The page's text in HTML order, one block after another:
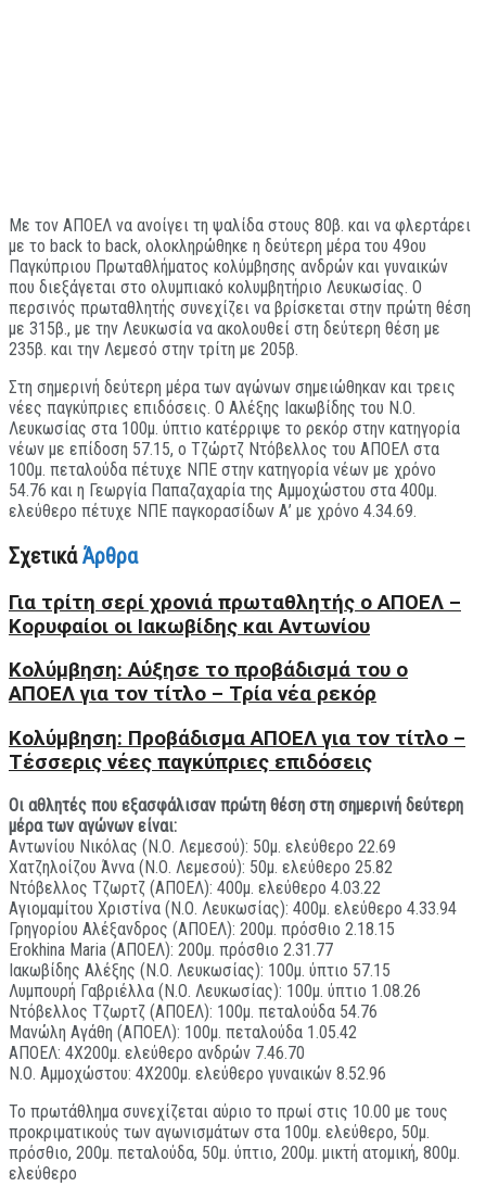
Με τον ΑΠΟΕΛ να ανοίγει τη ψαλίδα στους 80β. και να φλερτάρει
με το back to back, ολοκληρώθηκε η δεύτερη μέρα του 49ου
Παγκύπριου Πρωταθλήματος κολύμβησης ανδρών και γυναικών
που διεξάγεται στο ολυμπιακό κολυμβητήριο Λευκωσίας. Ο
περσινός πρωταθλητής συνεχίζει να βρίσκεται στην πρώτη θέση
με 315β., με την Λευκωσία να ακολουθεί στη δεύτερη θέση με
235β. και την Λεμεσό στην τρίτη με 205β.
Στη σημερινή δεύτερη μέρα των αγώνων σημειώθηκαν και τρεις
νέες παγκύπριες επιδόσεις. Ο Αλέξης Ιακωβίδης του Ν.Ο.
Λευκωσίας στα 100μ. ύπτιο κατέρριψε το ρεκόρ στην κατηγορία
νέων με επίδοση 57.15, ο Τζώρτζ Ντόβελλος του ΑΠΟΕΛ στα
100μ. πεταλούδα πέτυχε ΝΠΕ στην κατηγορία νέων με χρόνο
54.76 και η Γεωργία Παπαζαχαρία της Αμμοχώστου στα 400μ.
ελεύθερο πέτυχε ΝΠΕ παγκορασίδων Α’ με χρόνο 4.34.69.
ΣχετικάΆρθρα
Για τρίτη σερί χρονιά πρωταθλητής ο ΑΠΟΕΛ –
Κορυφαίοι οι Ιακωβίδης και Αντωνίου
Κολύμβηση: Αύξησε το προβάδισμά του ο
ΑΠΟΕΛ για τον τίτλο – Τρία νέα ρεκόρ
Κολύμβηση: Προβάδισμα ΑΠΟΕΛ για τον τίτλο –
Tέσσερις νέες παγκύπριες επιδόσεις
Οι αθλητές που εξασφάλισαν πρώτη θέση στη σημερινή δεύτερη
μέρα των αγώνων είναι:
Αντωνίου Νικόλας (Ν.Ο. Λεμεσού): 50μ. ελεύθερο 22.69
Χατζηλοίζου Άννα (Ν.Ο. Λεμεσού): 50μ. ελεύθερο 25.82
Ντόβελλος Τζωρτζ (ΑΠΟΕΛ): 400μ. ελεύθερο 4.03.22
Αγιομαμίτου Χριστίνα (Ν.Ο. Λευκωσίας): 400μ. ελεύθερο 4.33.94
Γρηγορίου Αλέξανδρος (ΑΠΟΕΛ): 200μ. πρόσθιο 2.18.15
Erokhina Maria (ΑΠΟΕΛ): 200μ. πρόσθιο 2.31.77
Ιακωβίδης Αλέξης (Ν.Ο. Λευκωσίας): 100μ. ύπτιο 57.15
Λυμπουρή Γαβριέλλα (Ν.Ο. Λευκωσίας): 100μ. ύπτιο 1.08.26
Ντόβελλος Τζωρτζ (ΑΠΟΕΛ): 100μ. πεταλούδα 54.76
Μανώλη Αγάθη (ΑΠΟΕΛ): 100μ. πεταλούδα 1.05.42
ΑΠΟΕΛ: 4Χ200μ. ελεύθερο ανδρών 7.46.70
Ν.Ο. Αμμοχώστου: 4Χ200μ. ελεύθερο γυναικών 8.52.96
Το πρωτάθλημα συνεχίζεται αύριο το πρωί στις 10.00 με τους
προκριματικούς των αγωνισμάτων στα 100μ. ελεύθερο, 50μ.
πρόσθιο, 200μ. πεταλούδα, 50μ. ύπτιο, 200μ. μικτή ατομική, 800μ.
ελεύθερο